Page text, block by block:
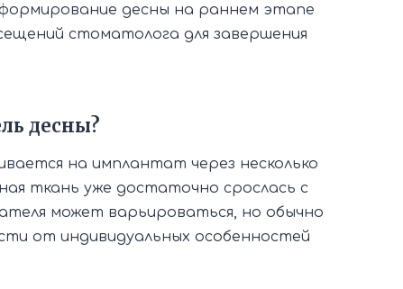
десны на раннем этапе
стоматолога для завершения
десны?
на имплантат через несколько
ткань уже достаточно срослась с
может варьироваться, но обычно
от индивидуальных особенностей